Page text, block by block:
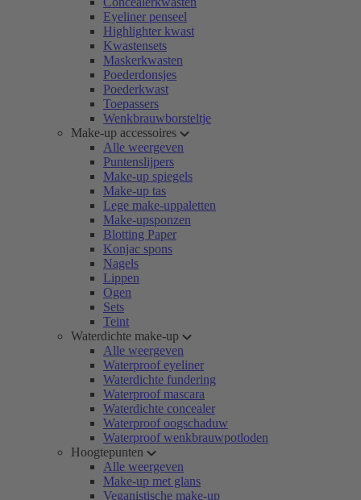
Eyeliner penseel
Highlighter kwast
Kwastensets
Maskerkwasten
Poederdonsjes
Poederkwast
Toepassers
Wenkbrauwborsteltje
Make-up accessoires
Alle weergeven
Puntenslijpers
Make-up spiegels
Make-up tas
Lege make-uppaletten
Make-upsponzen
Blotting Paper
Konjac spons
Nagels
Lippen
Ogen
Sets
Teint
Waterdichte make-up
Alle weergeven
Waterproof eyeliner
Waterdichte fundering
Waterproof mascara
Waterdichte concealer
Waterproof oogschaduw
Waterproof wenkbrauwpotloden
Hoogtepunten
Alle weergeven
Make-up met glans
Veganistische make-up